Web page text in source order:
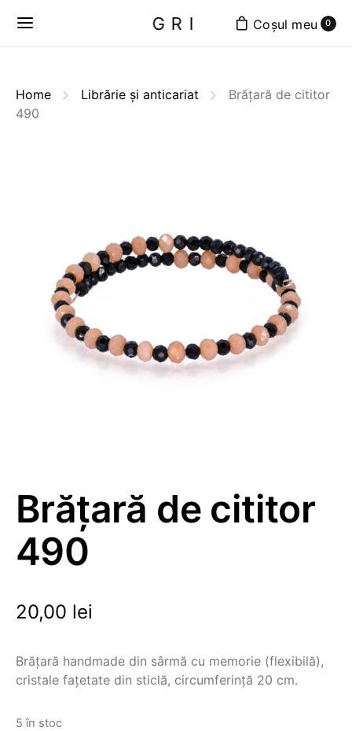
GRI 0
Home Librărie și anticariat
Brățară de cititor
490
Brățară de cititor
490
20,00 lei
Brățară handmade din sârmă cu memorie (flexibilă),
cristale fațetate din sticlă, circumferință 20 cm.
5 în stoc